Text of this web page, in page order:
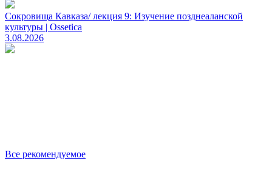
Сокровища Кавказа/ лекция 9: Изучение позднеаланской
культуры | Ossetica
3.08.2026
Все рекомендуемое